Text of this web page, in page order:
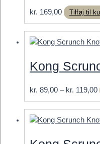
kr. 169,00 Tilføj til
Kong
kr. 89,00 – kr. 119,00